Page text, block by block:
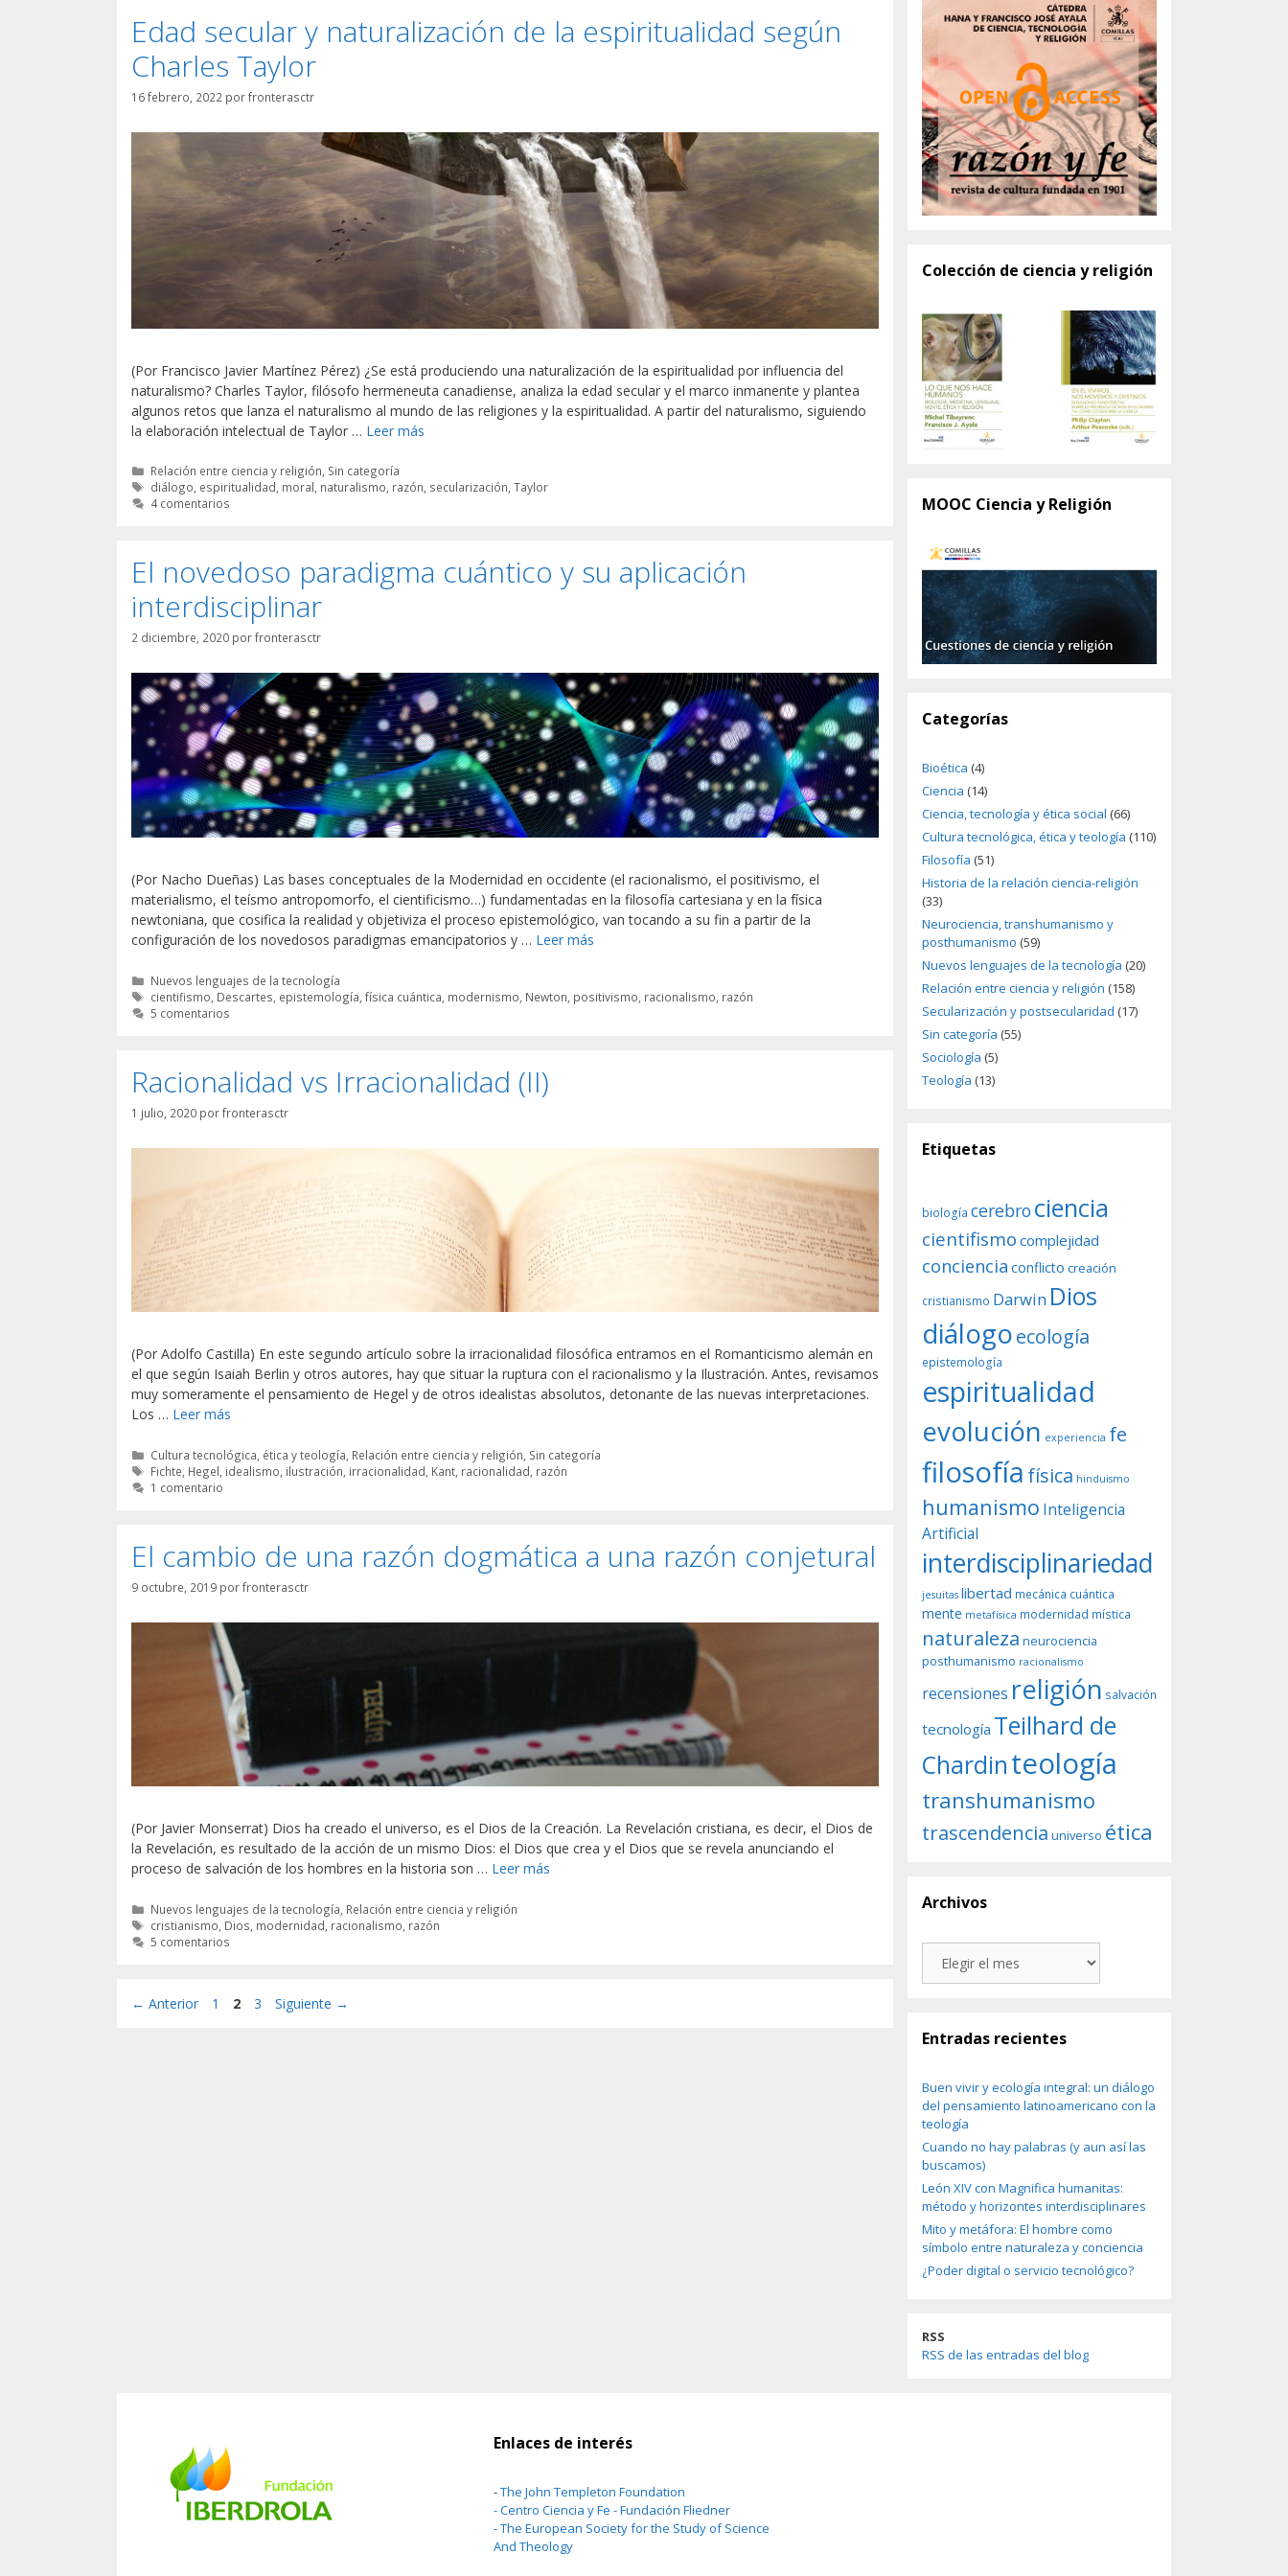
Edad secular y naturalización de la espiritualidad según
Charles Taylor
16 febrero, 2022 porfronterasctr
(Por Francisco Javier Martínez Pérez) ¿Se está produciendo una naturalización de la espiritualidad por influencia del
naturalismo? Charles Taylor, filósofo hermeneuta canadiense, analiza la edad secular y el marco inmanente y plantea
algunos retos que lanza el naturalismo al mundo de las religiones y la espiritualidad. A partir del naturalismo, siguiendo
la elaboración intelectual de Taylor … Leer más
Categorías
Relación entre ciencia y religión, Sin categoría
Etiquetas
diálogo, espiritualidad, moral, naturalismo, razón, secularización,Taylor
4 comentarios
El novedoso paradigma cuántico y su aplicación
interdisciplinar
2 diciembre, 2020 porfronterasctr
(Por Nacho Dueñas) Las bases conceptuales de la Modernidad en occidente (el racionalismo, el positivismo, el
materialismo, el teísmo antropomorfo, el cientificismo…) fundamentadas en la filosofía cartesiana y en la física
newtoniana, que cosifica la realidad y objetiviza el proceso epistemológico, van tocando a su fin a partir de la
configuración de los novedosos paradigmas emancipatorios y … Leer más
Categorías
Nuevos lenguajes de la tecnología
Etiquetas
cientifismo Descartes epistemología ,física cuántica modernismo Newton positivismo racionalismo razón
5 comentarios
Racionalidad vs Irracionalidad (II)
1 julio, 2020 porfronterasctr
(Por Adolfo Castilla) En este segundo artículo sobre la irracionalidad filosófica entramos en el Romanticismo alemán en
el que según Isaiah Berlin y otros autores, hay que situar la ruptura con el racionalismo y la Ilustración. Antes, revisamos
muy someramente el pensamiento de Hegel y de otros idealistas absolutos, detonante de las nuevas interpretaciones.
Los … Leer más
Categorías
Cultura tecnológica, ética y teología Relación entre ciencia y religión Sin categoría
Etiquetas
Fichte Hegel idealismo ilustración irracionalidad Kant racionalidad razón
1 comentario
El cambio de una razón dogmática a una razón conjetural
9 octubre, 2019 porfronterasctr
(Por Javier Monserrat) Dios ha creado el universo, es el Dios de la Creación. La Revelación cristiana, es decir, el Dios de
la Revelación, es resultado de la acción de un mismo Dios: el Dios que crea y el Dios que se revela anunciando el
proceso de salvación de los hombres en la historia son … Leer más
Categorías
Nuevos lenguajes de la tecnología, Relación entre ciencia y religión
Etiquetas
cristianismo, Dios, modernidad, racionalismo, razón
5 comentarios
← Anterior Página
1 Página
2 Página
3 Siguiente →
Colección de ciencia y religión
MOOC Ciencia y Religión
Categorías
Bioética (4)
Ciencia (14)
Ciencia, tecnología y ética social (66)
Cultura tecnológica, ética y teología (110)
Filosofía (51)
Historia de la relación ciencia-religión
(33)
Neurociencia, transhumanismo y
posthumanismo (59)
Nuevos lenguajes de la tecnología (20)
Relación entre ciencia y religión (158)
Secularización y postsecularidad (17)
Sin categoría (55)
Sociología (5)
Teología (13)
Etiquetas
biología cerebro ciencia
cientifismo complejidad
conciencia conflicto creación
cristianismo Darwin Dios
diálogoecología
epistemología
espiritualidad
evolución experiencia fe
filosofía física hinduismo
humanismo Inteligencia
Artificial
interdisciplinariedad
jesuitas libertad mecánica cuántica
mente metafísica modernidad mística
naturaleza neurociencia
posthumanismo racionalismo
recensiones religión salvación
tecnología Teilhard de
Chardinteología
transhumanismo
trascendencia universo ética
Archivos
Entradas recientes
Buen vivir y ecología integral: un diálogo
del pensamiento latinoamericano con la
teología
Cuando no hay palabras (y aun así las
buscamos)
León XIV con Magnifica humanitas:
método y horizontes interdisciplinares
Mito y metáfora: El hombre como
símbolo entre naturaleza y conciencia
¿Poder digital o servicio tecnológico?
RSS
RSS de las entradas del blog
Enlaces de interés
-The John Templeton Foundation
-Centro Ciencia y Fe - Fundación Fliedner
-The European Society for the Study of Science
And Theology